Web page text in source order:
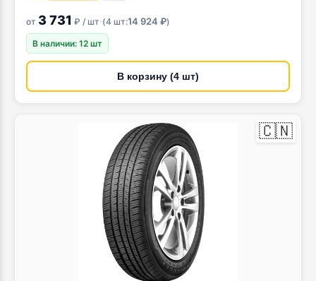
от 3 731 ₽ / шт·(4 шт:14 924 ₽)
В наличии: 12 шт
В корзину (4 шт)
🇨🇳